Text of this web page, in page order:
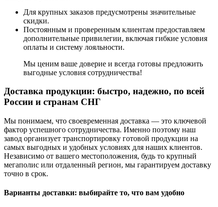
Для крупных заказов предусмотрены значительные
скидки.
Постоянным и проверенным клиентам предоставляем
дополнительные привилегии, включая гибкие условия
оплаты и систему лояльности.
Мы ценим ваше доверие и всегда готовы предложить
выгодные условия сотрудничества!
Доставка продукции: быстро, надежно, по всей
России и странам СНГ
Мы понимаем, что своевременная доставка — это ключевой
фактор успешного сотрудничества. Именно поэтому наш
завод организует транспортировку готовой продукции на
самых выгодных и удобных условиях для наших клиентов.
Независимо от вашего местоположения, будь то крупный
мегаполис или отдаленный регион, мы гарантируем доставку
точно в срок.
Варианты доставки: выбирайте то, что вам удобно